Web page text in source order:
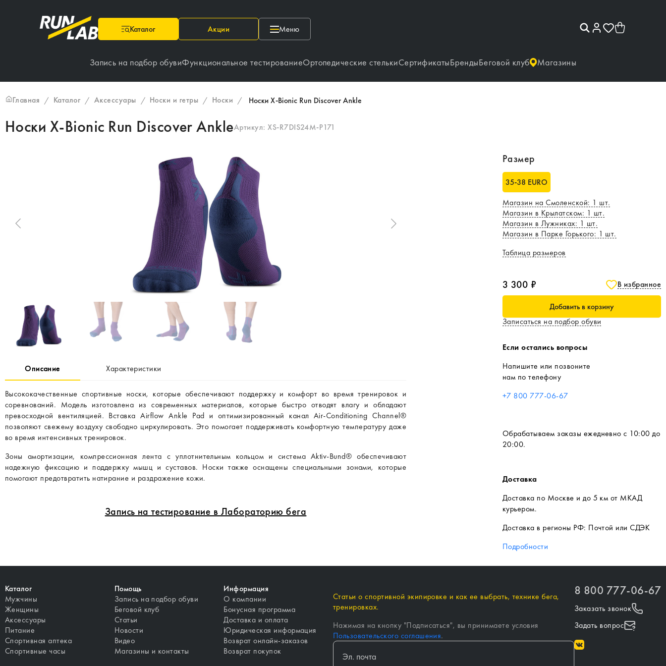
Каталог Акции Меню
Запись на подбор обувиФункциональное тестированиеОртопедические стелькиСертификатыБрендыБеговой клуб Магазины
Главная / Каталог / Аксессуары / Носки и гетры / Носки / Носки X-Bionic Run Discover Ankle
Носки X-Bionic Run Discover AnkleАртикул:XS-R7DIS24M-P171
Описание Характеристики
Высококачественные спортивные носки, которые обеспечивают поддержку и комфорт во время тренировок и
соревнований. Модель изготовлена из современных материалов, которые быстро отводят влагу и обладают
превосходной вентиляцией. Вставка Airflow Ankle Pad и оптимизированный канал Air-Conditioning Channel®
позволяют свежему воздуху свободно циркулировать. Это помогает поддерживать комфортную температуру даже
во время интенсивных тренировок.
Зоны амортизации, компрессионная лента с уплотнительным кольцом и система Aktiv-Bund® обеспечивают
надежную фиксацию и поддержку мышц и суставов. Носки также оснащены специальными зонами, которые
помогают предотвратить натирание и раздражение кожи.
Запись на тестирование в Лабораторию бега
Размер
35-38 EURO
Магазин на Смоленской: 1 шт.
Магазин в Крылатском: 1 шт.
Магазин в Лужниках: 1 шт.
Магазин в Парке Горького: 1 шт.
Таблица размеров
3 300 ₽ В избранное
Добавить в корзину
Записаться на подбор обуви
Если остались вопросы
Напишите или позвоните
нам по телефону
+7 800 777-06-67
Обрабатываем заказы ежедневно с 10:00 до
20:00.
Доставка
Доставка по Москве и до 5 км от МКАД
курьером.
Доставка в регионы РФ: Почтой или СДЭК
Подробности
Каталог
Мужчины
Женщины
Аксессуары
Питание
Спортивная аптека
Спортивные часы
Помощь
Запись на подбор обуви
Беговой клуб
Статьи
Новости
Видео
Магазины и контакты
Информация
О компании
Бонусная программа
Доставка и оплата
Юридическая информация
Возврат онлайн-заказов
Возврат покупок
Статьи о спортивной экипировке и как ее выбрать, технике бега,
тренировках.
Нажимая на кнопку "Подписаться", вы принимаете условия
Пользовательского соглашения.
8 800 777-06-67
Заказать звонок
Задать вопрос